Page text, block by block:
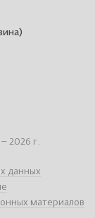
2026 г.
данных
материалов